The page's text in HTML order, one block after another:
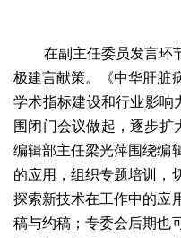
在副主任委员发言环
极建言献策。《中华肝脏
学术指标建设和行业影响
围闭门会议做起，逐步扩
编辑部主任梁光萍围绕编
的应用，组织专题培训，
探索新技术在工作中的应
稿与约稿；专委会后期也